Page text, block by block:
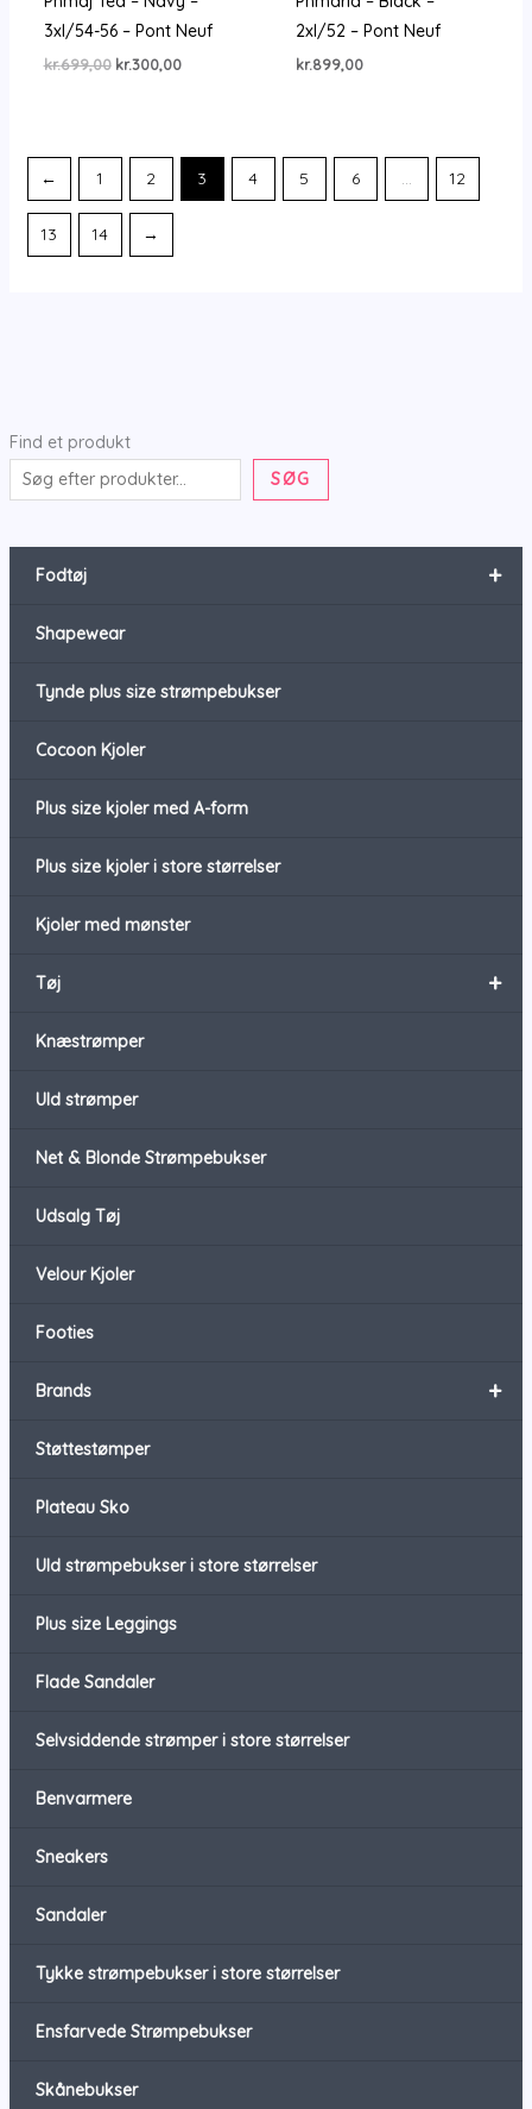
Find et produkt
SØG
+
Fodtøj
Shapewear
Tynde plus size strømpebukser
Cocoon Kjoler
Plus size kjoler med A-form
Plus size kjoler i store størrelser
Kjoler med mønster
+
Tøj
Knæstrømper
Uld strømper
Net & Blonde Strømpebukser
Udsalg Tøj
Velour Kjoler
Footies
+
Brands
Støttestømper
Plateau Sko
Uld strømpebukser i store størrelser
Plus size Leggings
Flade Sandaler
Selvsiddende strømper i store størrelser
Benvarmere
Sneakers
Sandaler
Tykke strømpebukser i store størrelser
Ensfarvede Strømpebukser
Skånebukser
3xl/54-56 – Pont Neuf
kr.699,00 Den
kr.300,00Den
2xl/52 – Pont Neuf
kr.899,00
← 1 2 3 4 5 6 … 12
13 14 →